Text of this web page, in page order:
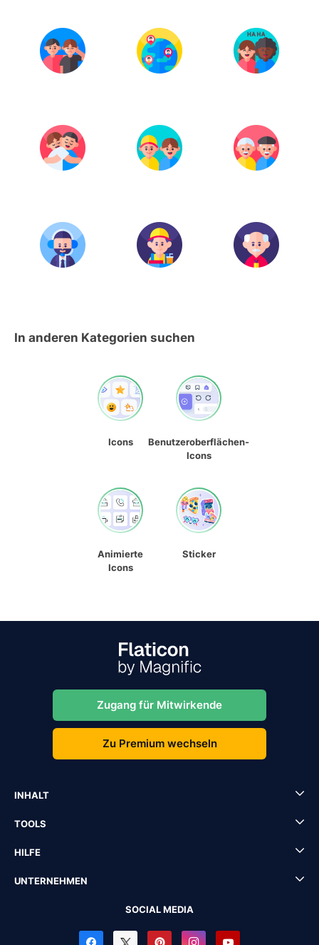
In anderen Kategorien suchen
Icons
Benutzeroberflächen-
Icons
Animierte
Icons
Sticker
Zugang für Mitwirkende
Zu Premium wechseln
INHALT
TOOLS
HILFE
UNTERNEHMEN
SOCIAL MEDIA